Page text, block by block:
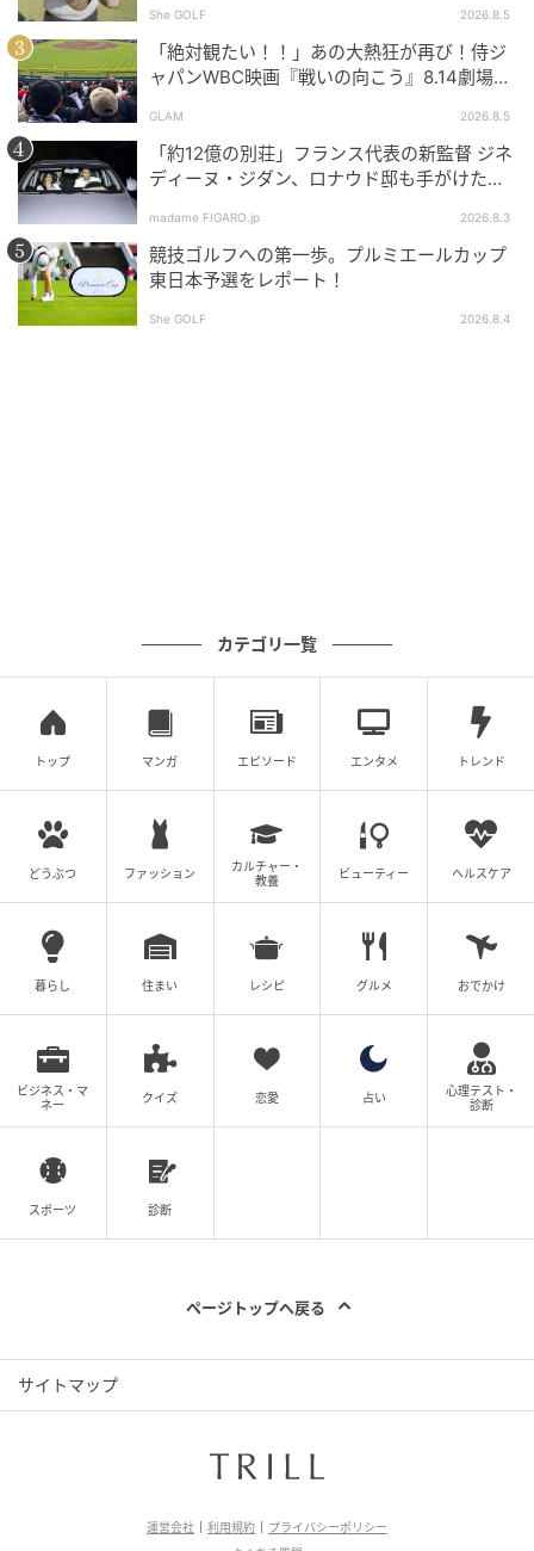
She GOLF 2026.8.5
「絶対観たい！！」あの大熱狂が再び！侍ジ
ャパンWBC映画『戦いの向こう』8.14劇場公
GLAM 2026.8.5
「約12億の別荘」フランス代表の新監督 ジネ
ディーヌ・ジダン、ロナウド邸も手がけた人
madame FIGARO.jp 2026.8.3
競技ゴルフへの第一歩。プルミエールカップ
東日本予選をレポート！
She GOLF 2026.8.4
カテゴリ一覧
トップ マンガ エピソード エンタメ トレンド
どうぶつ ファッション
カルチャー・
教養
ビューティー ヘルスケア
暮らし 住まい レシピ グルメ おでかけ
ビジネス・マ
ネー
クイズ 恋愛 占い
心理テスト・
診断
スポーツ 診断
ページトップへ戻る
サイトマップ
運営会社 利用規約
プライバシーポリシー